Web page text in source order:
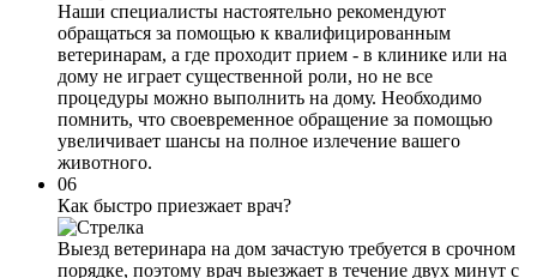
Наши специалисты настоятельно рекомендуют
обращаться за помощью к квалифицированным
ветеринарам, а где проходит прием - в клинике или на
дому не играет существенной роли, но не все
процедуры можно выполнить на дому. Необходимо
помнить, что своевременное обращение за помощью
увеличивает шансы на полное излечение вашего
животного.
06
Как быстро приезжает врач?
Выезд ветеринара на дом зачастую требуется в срочном
порядке, поэтому врач выезжает в течение двух минут с